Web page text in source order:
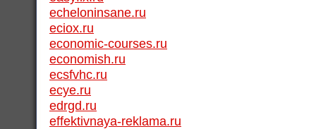
echeloninsane.ru
eciox.ru
economic-courses.ru
economish.ru
ecsfvhc.ru
ecye.ru
edrgd.ru
effektivnaya-reklama.ru